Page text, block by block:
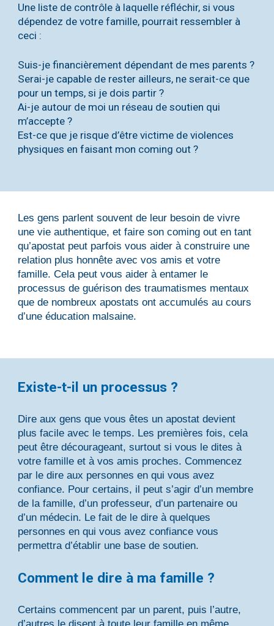
Une liste de contrôle à laquelle réfléchir, si vous
dépendez de votre famille, pourrait ressembler à
ceci :
Suis-je financièrement dépendant de mes parents ?
Serai-je capable de rester ailleurs, ne serait-ce que
pour un temps, si je dois partir ?
Ai-je autour de moi un réseau de soutien qui
m’accepte ?
Est-ce que je risque d’être victime de violences
physiques en faisant mon coming out ?
Les gens parlent souvent de leur besoin de vivre
une vie authentique, et faire son coming out en tant
qu’apostat peut parfois vous aider à construire une
relation plus honnête avec vos amis et votre
famille. Cela peut vous aider à entamer le
processus de guérison des traumatismes mentaux
que de nombreux apostats ont accumulés au cours
d’une éducation malsaine.
Existe-t-il un processus ?
Dire aux gens que vous êtes un apostat devient
plus facile avec le temps. Les premières fois, cela
peut être décourageant, surtout si vous le dites à
votre famille et à vos amis proches. Commencez
par le dire aux personnes en qui vous avez
confiance. Pour certains, il peut s’agir d’un membre
de la famille, d’un professeur, d’un partenaire ou
d’un médecin. Le fait de le dire à quelques
personnes en qui vous avez confiance vous
permettra d’établir une base de soutien.
Comment le dire à ma famille ?
Certains commencent par un parent, puis l’autre,
d’autres le disent à toute leur famille en même